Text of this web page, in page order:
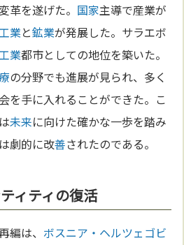
革を遂げた。 国家主導で産業が
業と鉱業が発展した。サラエボ
業都市としての地位を築いた。
の分野でも進展が見られ、多く
を手に入れることができた。こ
未来に向けた確かな一歩を踏み
劇的に改善されたのである。
ィティの復活
編は、 ボスニア・ヘルツェゴビ